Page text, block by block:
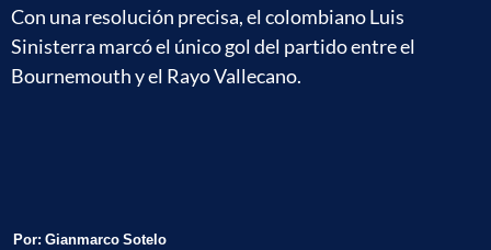
Con una resolución precisa, el colombiano Luis
Sinisterra marcó el único gol del partido entre el
Bournemouth y el Rayo Vallecano.
Por: Gianmarco Sotelo